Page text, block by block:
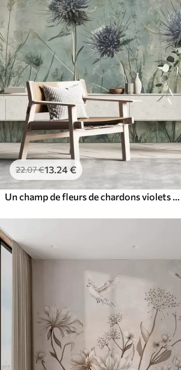
22.07€13 .24€